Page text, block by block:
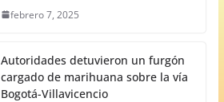
febrero 7, 2025
Autoridades detuvieron un furgón
cargado de marihuana sobre la vía
Bogotá-Villavicencio